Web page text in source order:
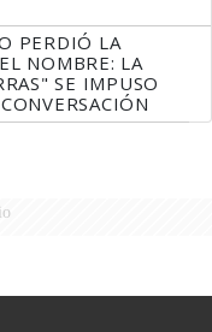
PERDIÓ LA
NOMBRE: LA
SE IMPUSO